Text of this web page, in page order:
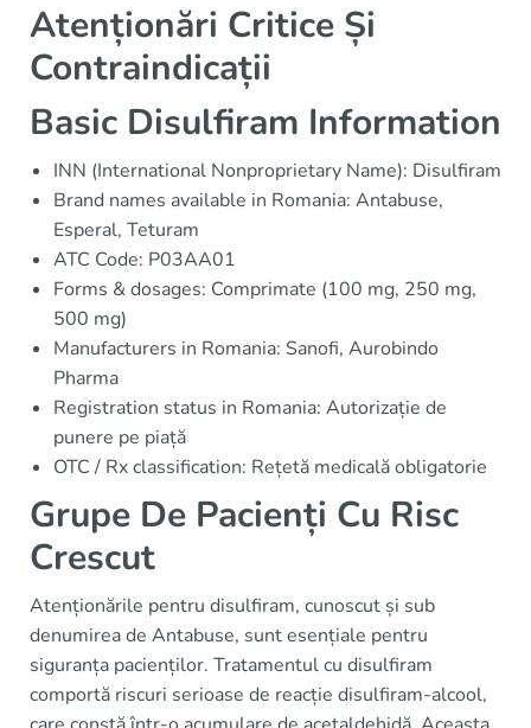
Atenționări Critice Și
Contraindicații
Basic Disulfiram Information
INN (International Nonproprietary Name): Disulfiram
Brand names available in Romania: Antabuse,
Esperal, Teturam
ATC Code: P03AA01
Forms & dosages: Comprimate (100 mg, 250 mg,
500 mg)
Manufacturers in Romania: Sanofi, Aurobindo
Pharma
Registration status in Romania: Autorizație de
punere pe piață
OTC / Rx classification: Rețetă medicală obligatorie
Grupe De Pacienți Cu Risc
Crescut
Atenționările pentru disulfiram, cunoscut și sub
denumirea de Antabuse, sunt esențiale pentru
siguranța pacienților. Tratamentul cu disulfiram
comportă riscuri serioase de reacție disulfiram-alcool,